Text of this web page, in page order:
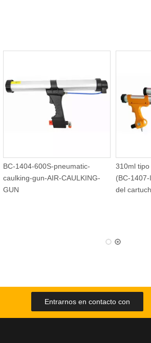
BC-1404-600S-pneumatic-
caulking-gun-AIR-CAULKING-
GUN
310ml
(BC-
del
Entrarnos en contacto con